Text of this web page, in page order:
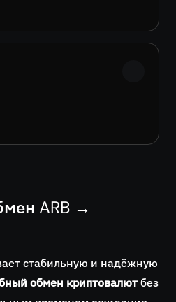
ARB →
стабильную и надёжную
обмен криптовалютбез